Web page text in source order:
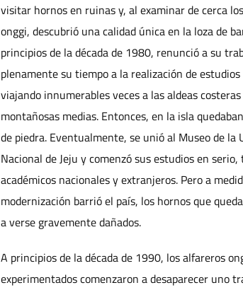
visitar hornos en ruinas y, al examinar de cerca
onggi, descubrió una calidad única en la loza de
principios de la década de 1980, renunció a su
plenamente su tiempo a la realización de estudios
viajando innumerables veces a las aldeas
montañosas medias. Entonces, en la isla
de piedra. Eventualmente, se unió al Museo de la
Nacional de Jeju y comenzó sus estudios en
académicos nacionales y extranjeros. Pero a
modernización barrió el país, los hornos que
a verse gravemente dañados.
A principios de la década de 1990, los alfareros
experimentados comenzaron a desaparecer uno